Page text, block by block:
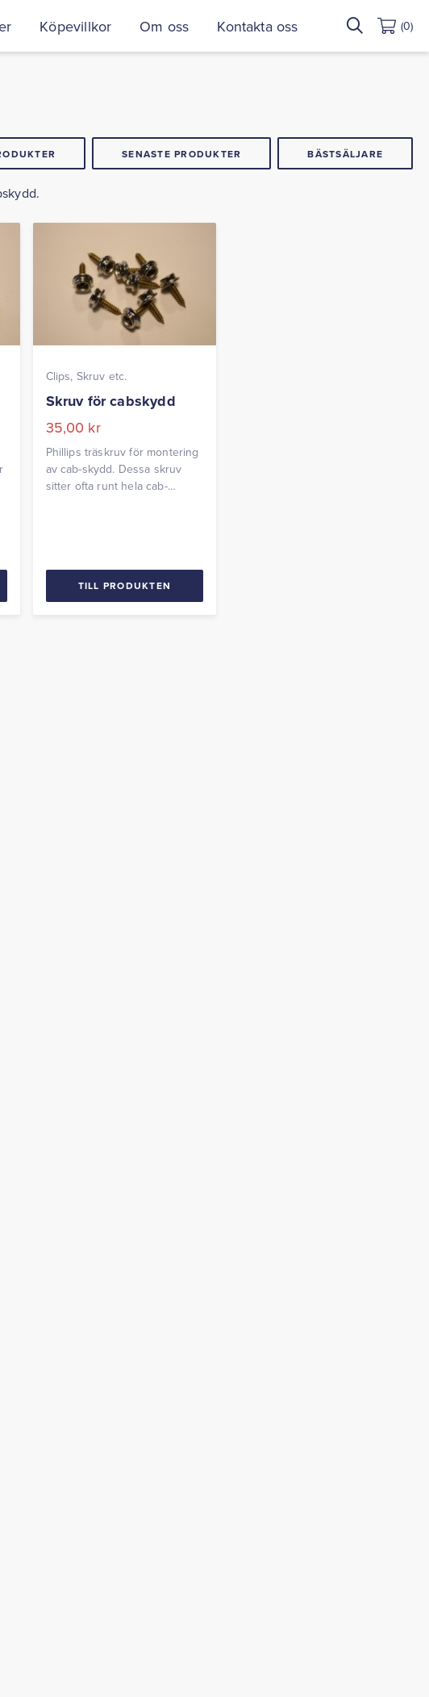
Köpevillkor Om oss Kontakta oss
Sök
efter:
(0)
SENASTE PRODUKTER BÄSTSÄLJARE
Clips, Skruv etc.
Skruv för cabskydd
35,00 kr
Phillips träskruv för montering
av cab-skydd. Dessa skruv
sitter ofta runt hela cab-
10mm Pris per styck.
TILL PRODUKTEN